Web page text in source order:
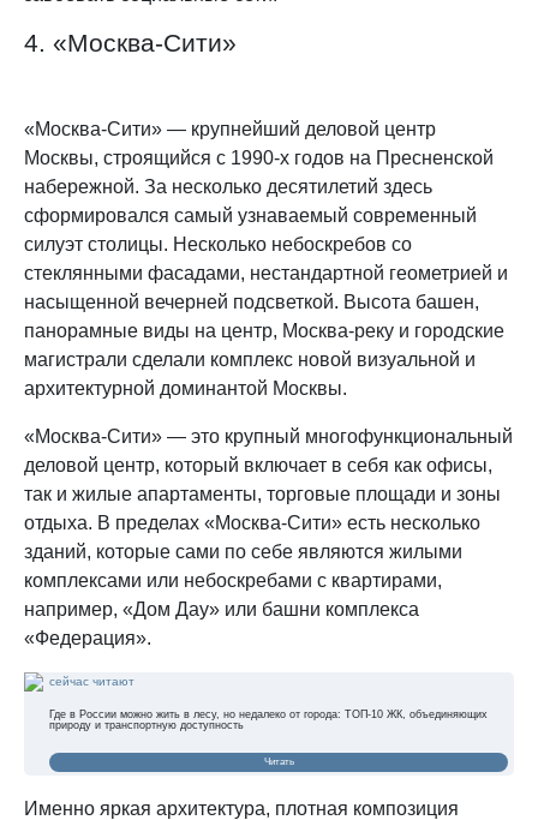
4. «Москва-Сити»
«Москва-Сити» — крупнейший деловой центр
Москвы, строящийся с 1990-х годов на Пресненской
набережной. За несколько десятилетий здесь
сформировался самый узнаваемый современный
силуэт столицы. Несколько небоскребов со
стеклянными фасадами, нестандартной геометрией и
насыщенной вечерней подсветкой. Высота башен,
панорамные виды на центр, Москва-реку и городские
магистрали сделали комплекс новой визуальной и
архитектурной доминантой Москвы.
«Москва-Сити» — это крупный многофункциональный
деловой центр, который включает в себя как офисы,
так и жилые апартаменты, торговые площади и зоны
отдыха. В пределах «Москва-Сити» есть несколько
зданий, которые сами по себе являются жилыми
комплексами или небоскребами с квартирами,
например, «Дом Дау» или башни комплекса
«Федерация».
сейчас читают
Где в России можно жить в лесу, но недалеко от города: ТОП-10 ЖК, объединяющих
природу и транспортную доступность
Читать
Именно яркая архитектура, плотная композиция